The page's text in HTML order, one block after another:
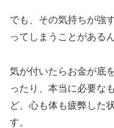
でも、その気持ちが強
ってしまうことがある
気が付いたらお金が底
ったり、本当に必要な
ど、心も体も疲弊した
す。